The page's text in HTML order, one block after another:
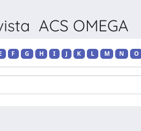
ACS OMEGA
F G H I J K L M N O